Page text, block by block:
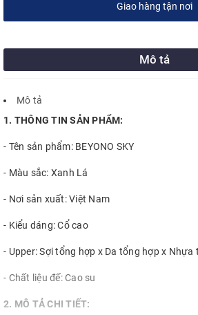
Giao hàng tận nơi
Mô tả
Mô tả
1. THÔNG TIN SẢN PHẨM:
- Tên sản phẩm: BEYONO SKY
- Màu sắc: Xanh Lá
- Nơi sản xuất: Việt Nam
- Kiểu dáng: Cổ cao
- Upper: Sợi tổng hợp x Da tổng hợp x Nhựa
- Chất liệu đế: Cao su
2. MÔ TẢ CHI TIẾT: